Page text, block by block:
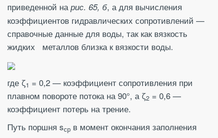
приведенной нарис. 65, б, а для вычисления
коэффициентов гидравлических сопротивлений —
справочные данные для воды, так как вязкость
жидких металлов близка к вязкости воды.
где ζ1 = 0,2 — коэффициент сопротивления при
плавном повороте потока на 90°, а ζ2 = 0,6 —
коэффициент потерь на трение.
Путь поршня sср в момент окончания заполнения